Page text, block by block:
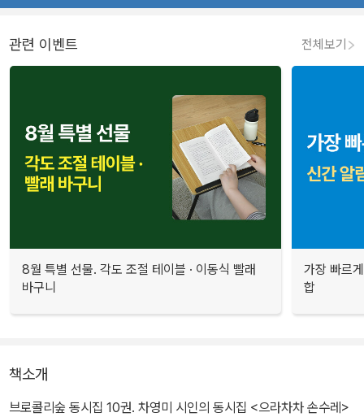
관련 이벤트 전체보기
8월 특별 선물. 각도 조절 테이블 · 이동식 빨래
바구니
가장 빠르
합
책소개
브로콜리숲 동시집 10권. 차영미 시인의 동시집 <으라차차 손수레>